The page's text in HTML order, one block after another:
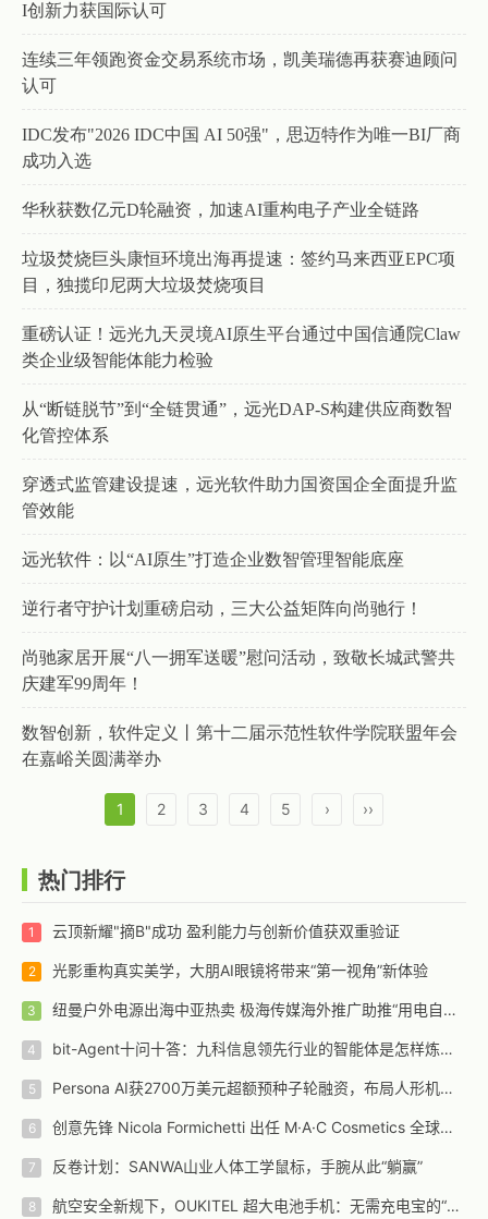
I创新力获国际认可
连续三年领跑资金交易系统市场，凯美瑞德再获赛迪顾问
认可
IDC发布"2026 IDC中国 AI 50强"，思迈特作为唯一BI厂商
成功入选
华秋获数亿元D轮融资，加速AI重构电子产业全链路
垃圾焚烧巨头康恒环境出海再提速：签约马来西亚EPC项
目，独揽印尼两大垃圾焚烧项目
重磅认证！远光九天灵境AI原生平台通过中国信通院Claw
类企业级智能体能力检验
从“断链脱节”到“全链贯通”，远光DAP-S构建供应商数智
化管控体系
穿透式监管建设提速，远光软件助力国资国企全面提升监
管效能
远光软件：以“AI原生”打造企业数智管理智能底座
逆行者守护计划重磅启动，三大公益矩阵向尚驰行！
尚驰家居开展“八一拥军送暖”慰问活动，致敬长城武警共
庆建军99周年！
数智创新，软件定义丨第十二届示范性软件学院联盟年会
在嘉峪关圆满举办
1 2 3 4 5 › ››
热门排行
云顶新耀"摘B"成功 盈利能力与创新价值获双重验证
光影重构真实美学，大朋AI眼镜将带来“第一视角”新体验
纽曼户外电源出海中亚热卖 极海传媒海外推广助推“用电自由梦”
bit-Agent十问十答：九科信息领先行业的智能体是怎样炼成的？
Persona AI获2700万美元超额预种子轮融资，布局人形机器人未来
创意先锋 Nicola Formichetti 出任 M·A·C Cosmetics 全球创意总监
反卷计划：SANWA山业人体工学鼠标，手腕从此“躺赢”
航空安全新规下，OUKITEL 超大电池手机：无需充电宝的“自给”续航方案